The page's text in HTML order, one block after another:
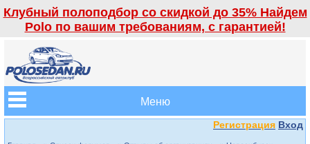
Клубный полоподбор со скидкой до 35% Найдем
Polo по вашим требованиям, с гарантией!
Меню
Регистрация Вход